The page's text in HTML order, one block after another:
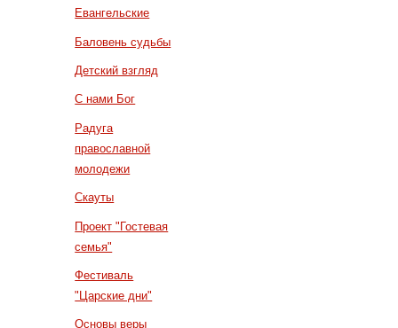
Евангельские
Баловень судьбы
Детский взгляд
С нами Бог
Радуга
православной
молодежи
Скауты
Проект "Гостевая
семья"
Фестиваль
"Царские дни"
Основы веры